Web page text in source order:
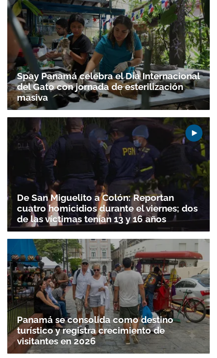
Spay Panamá celebra el Día Internacional
del Gato con jornada de esterilización
masiva
De San Miguelito a Colón: Reportan
cuatro homicidios durante el viernes; dos
de las víctimas tenían 13 y 16 años
Panamá se consolida como destino
turístico y registra crecimiento de
visitantes en 2026